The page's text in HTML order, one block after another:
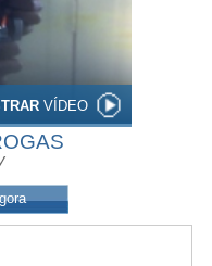
VÍDEO